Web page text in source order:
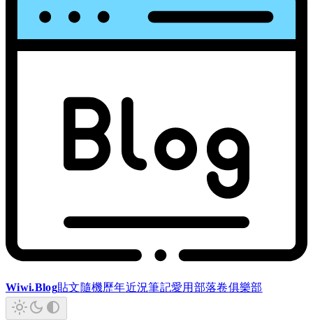
Wiwi.Blog貼文隨機歷年近況筆記愛用 部落卷俱樂部